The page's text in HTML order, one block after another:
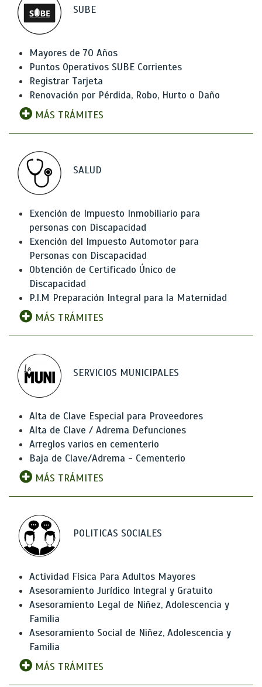
SUBE
Mayores de 70 Años
Puntos Operativos SUBE Corrientes
Registrar Tarjeta
Renovación por Pérdida, Robo, Hurto o Daño
MÁS TRÁMITES
SALUD
Exención de Impuesto Inmobiliario para
personas con Discapacidad
Exención del Impuesto Automotor para
Personas con Discapacidad
Obtención de Certificado Único de
Discapacidad
P.I.M Preparación Integral para la Maternidad
MÁS TRÁMITES
SERVICIOS MUNICIPALES
Alta de Clave Especial para Proveedores
Alta de Clave / Adrema Defunciones
Arreglos varios en cementerio
Baja de Clave/Adrema - Cementerio
MÁS TRÁMITES
POLITICAS SOCIALES
Actividad Física Para Adultos Mayores
Asesoramiento Jurídico Integral y Gratuito
Asesoramiento Legal de Niñez, Adolescencia y
Familia
Asesoramiento Social de Niñez, Adolescencia y
Familia
MÁS TRÁMITES